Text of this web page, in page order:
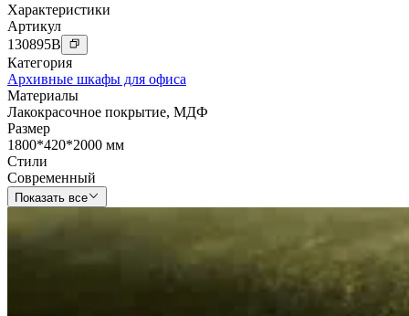
Характеристики
Артикул
130895B
Категория
Архивные шкафы для офиса
Материалы
Лакокрасочное покрытие, МДФ
Размер
1800*420*2000 мм
Стили
Современный
Показать все